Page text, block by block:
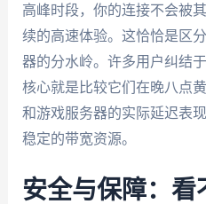
高峰时段，你的连接不会被
续的高速体验。这恰恰是区
器的分水岭。许多用户纠结于
核心就是比较它们在晚八点
和游戏服务器的实际延迟表
稳定的带宽资源。
安全与保障：看